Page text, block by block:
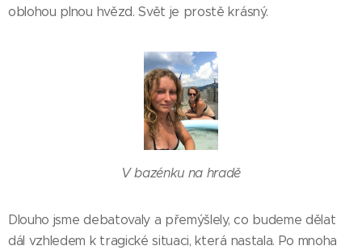
oblohou plnou hvězd. Svět je prostě krásný.
V bazénku na hradě
Dlouho jsme debatovaly a přemýšlely, co budeme dělat
dál vzhledem k tragické situaci, která nastala. Po mnoha